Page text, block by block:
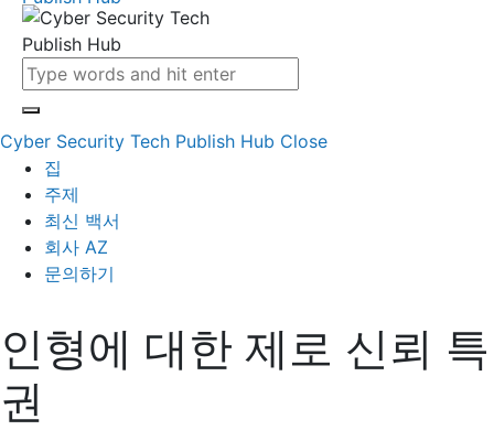
Cyber Security Tech Publish Hub Close
집
주제
최신 백서
회사 AZ
문의하기
인형에 대한 제로 신뢰 특
권